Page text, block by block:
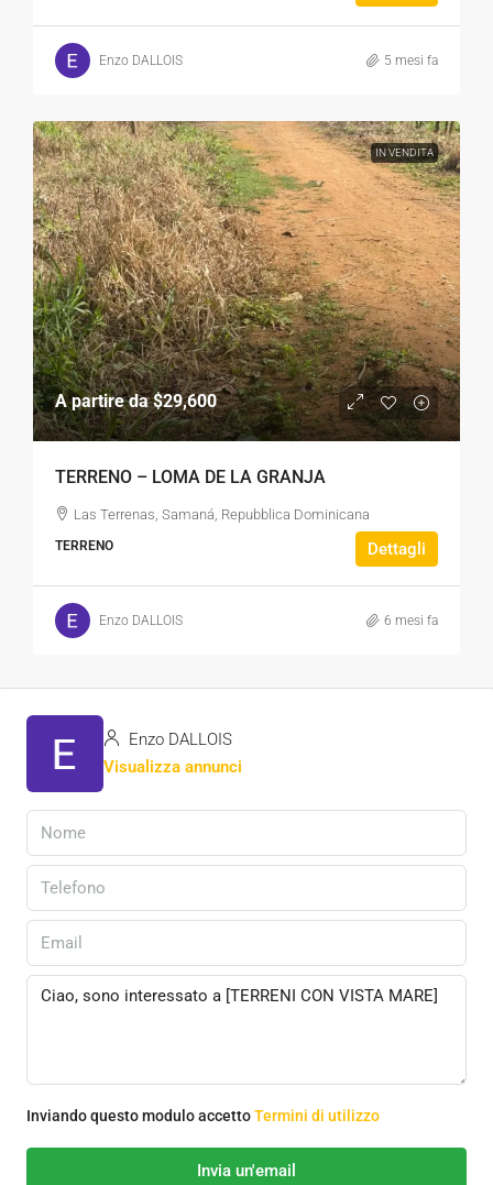
Enzo DALLOIS 5 mesi fa
IN VENDITA
A partire da$29,600
TERRENO – LOMA DE LA GRANJA
Las Terrenas, Samaná, Repubblica Dominicana
TERRENO Dettagli
Enzo DALLOIS 6 mesi fa
Enzo DALLOIS
Visualizza annunci
Inviando questo modulo accettoTermini di utilizzo
Invia un'email